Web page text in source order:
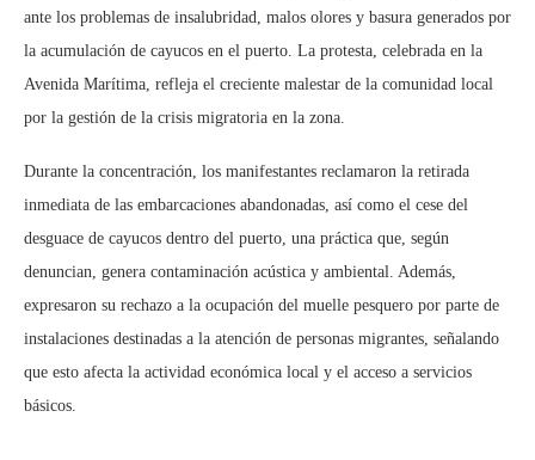
ante los problemas de insalubridad, malos olores y basura generados por
la acumulación de cayucos en el puerto. La protesta, celebrada en la
Avenida Marítima, refleja el creciente malestar de la comunidad local
por la gestión de la crisis migratoria en la zona.
Durante la concentración, los manifestantes reclamaron la retirada
inmediata de las embarcaciones abandonadas, así como el cese del
desguace de cayucos dentro del puerto, una práctica que, según
denuncian, genera contaminación acústica y ambiental. Además,
expresaron su rechazo a la ocupación del muelle pesquero por parte de
instalaciones destinadas a la atención de personas migrantes, señalando
que esto afecta la actividad económica local y el acceso a servicios
básicos.